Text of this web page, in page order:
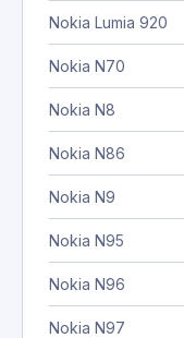
Nokia Lumia 920
Nokia N70
Nokia N8
Nokia N86
Nokia N9
Nokia N95
Nokia N96
Nokia N97